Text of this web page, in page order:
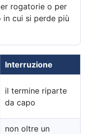
rogatorie o per
in cui si perde più
Interruzione
il termine riparte
da capo
non oltre un